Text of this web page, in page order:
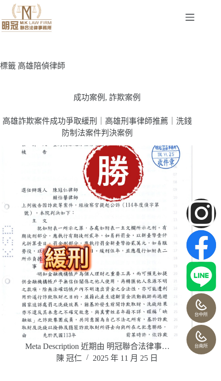
標籤 高雄陪偵律師
成功案例 ,詐欺案例
高雄詐欺案件成功爭取緩刑｜高雄刑事律師推薦｜洗錢
防制法案件判決案例
Meta Description 近期由 明冠聯合法律事…
陳 冠仁
2025 年 11 月 25 日
台中所
台南所